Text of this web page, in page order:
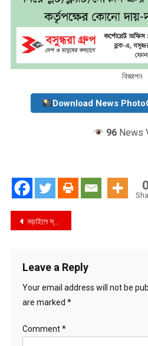
বিজ্ঞাপন
Download News
96News
Post
নড়াইলে স্বামীর নির্যাতন সইতে না পেরে সন্তানদের সাথে নিয়ে,দুই সন্তানের জননী’র আত্মহত্যা’র চেষ্টা
Leave a Reply
Your email address will not be
are marked *
Comment*